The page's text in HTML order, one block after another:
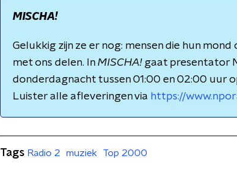
MISCHA!
Gelukkig zijn ze er nog: mensen die hun
met ons delen. InMISCHA!gaat presentator
donderdagnacht tussen 01:00 en 02:00 uur
Luister alle afleveringen via https://
Tags Radio 2 muziek Top 2000